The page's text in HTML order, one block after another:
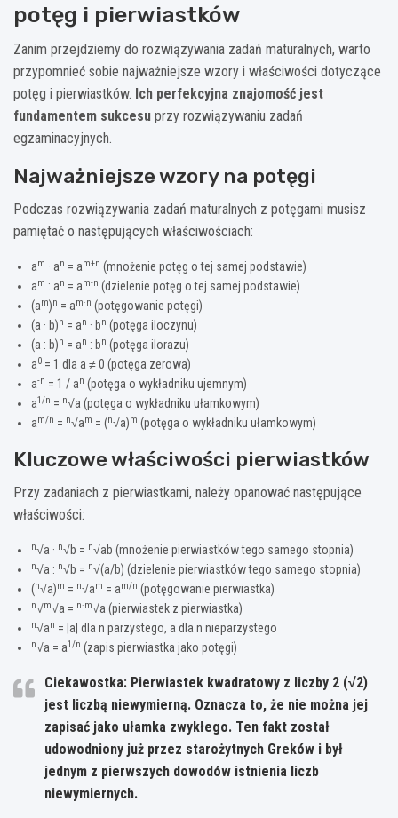
potęg i pierwiastków
Zanim przejdziemy do rozwiązywania zadań maturalnych, warto
przypomnieć sobie najważniejsze wzory i właściwości dotyczące
potęg i pierwiastków. Ich perfekcyjna znajomość jest
fundamentem sukcesu przy rozwiązywaniu zadań
egzaminacyjnych.
Najważniejsze wzory na potęgi
Podczas rozwiązywania zadań maturalnych z potęgami musisz
pamiętać o następujących właściwościach:
am · an = am+n (mnożenie potęg o tej samej podstawie)
am : an = am-n (dzielenie potęg o tej samej podstawie)
(am)n = am·n (potęgowanie potęgi)
(a · b)n = an · bn (potęga iloczynu)
(a : b)n = an : bn (potęga ilorazu)
a0 = 1 dla a ≠ 0 (potęga zerowa)
a-n = 1 / an (potęga o wykładniku ujemnym)
a1/n = n√a (potęga o wykładniku ułamkowym)
am/n = n√am = (n√a)m (potęga o wykładniku ułamkowym)
Kluczowe właściwości pierwiastków
Przy zadaniach z pierwiastkami, należy opanować następujące
właściwości:
n√a · n√b = n√ab (mnożenie pierwiastków tego samego stopnia)
n√a : n√b = n√(a/b) (dzielenie pierwiastków tego samego stopnia)
(n√a)m = n√am = am/n (potęgowanie pierwiastka)
n√m√a = n·m√a (pierwiastek z pierwiastka)
n√an = |a| dla n parzystego, a dla n nieparzystego
n√a = a1/n (zapis pierwiastka jako potęgi)
Ciekawostka: Pierwiastek kwadratowy z liczby 2 (√2)
jest liczbą niewymierną. Oznacza to, że nie można jej
zapisać jako ułamka zwykłego. Ten fakt został
udowodniony już przez starożytnych Greków i był
jednym z pierwszych dowodów istnienia liczb
niewymiernych.